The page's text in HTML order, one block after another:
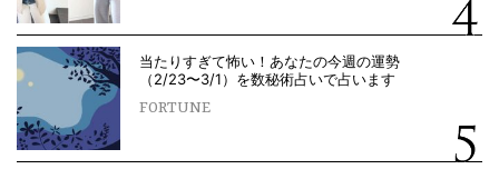
当たりすぎて怖い！あなたの今週の運勢
（2/23〜3/1）を数秘術占いで占います
FORTUNE